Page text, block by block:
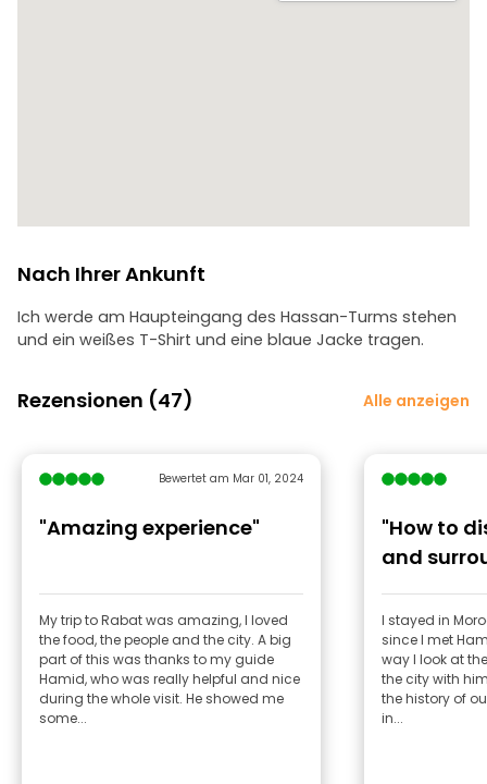
Nach Ihrer Ankunft
Ich werde am Haupteingang des Hassan-Turms stehen
und ein weißes T-Shirt und eine blaue Jacke tragen.
Rezensionen (47) Alle anzeigen
Bewertet am Mar 01, 2024
"Amazing experience"
My trip to Rabat was amazing, I loved
the food, the people and the city. A big
part of this was thanks to my guide
Hamid, who was really helpful and nice
during the whole visit. He showed me
some...
"How to
and
I stayed in
since I met
way I look at
the city with
the history of
in...